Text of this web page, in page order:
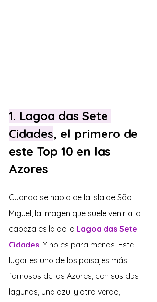
1. Lagoa das Sete
Cidades, el primero de
este Top 10 en las
Azores
Cuando se habla de la isla de São
Miguel, la imagen que suele venir a la
cabeza es la de la Lagoa das Sete
Cidades. Y no es para menos. Este
lugar es uno de los paisajes más
famosos de las Azores, con sus dos
lagunas, una azul y otra verde,